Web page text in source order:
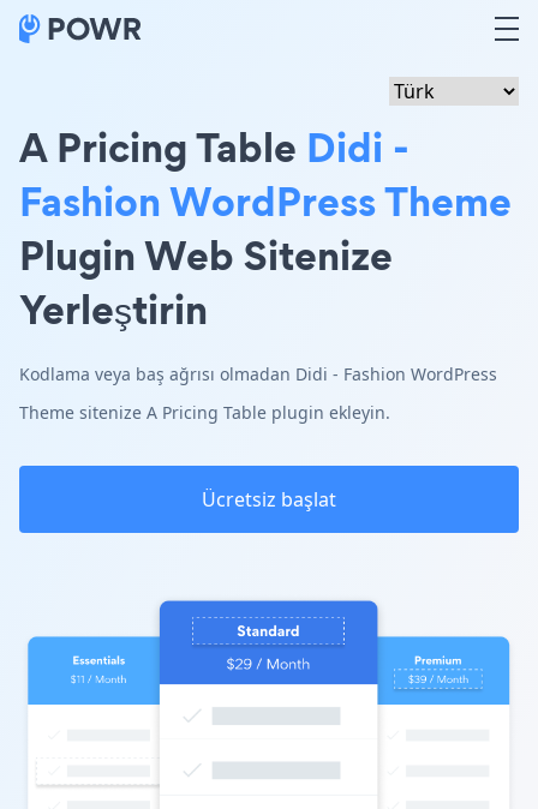
A Pricing Table Didi -
Fashion WordPress Theme
Plugin Web Sitenize
Yerleştirin
Kodlama veya baş ağrısı olmadan Didi - Fashion WordPress
Theme sitenize A Pricing Table plugin ekleyin.
Ücretsiz başlat